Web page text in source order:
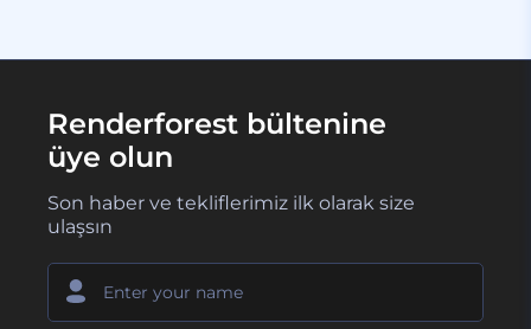
Renderforest bültenine
üye olun
Son haber ve tekliflerimiz ilk olarak size
ulaşsın